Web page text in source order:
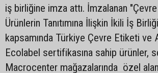
iş birliğine imza attı. İmzalanan
Ürünlerin Tanıtımına İlişkin İkili İş
kapsamında Türkiye Çevre Etiketi ve
Ecolabel sertifikasına sahip ürünler,
Macrocenter mağazalarında özel